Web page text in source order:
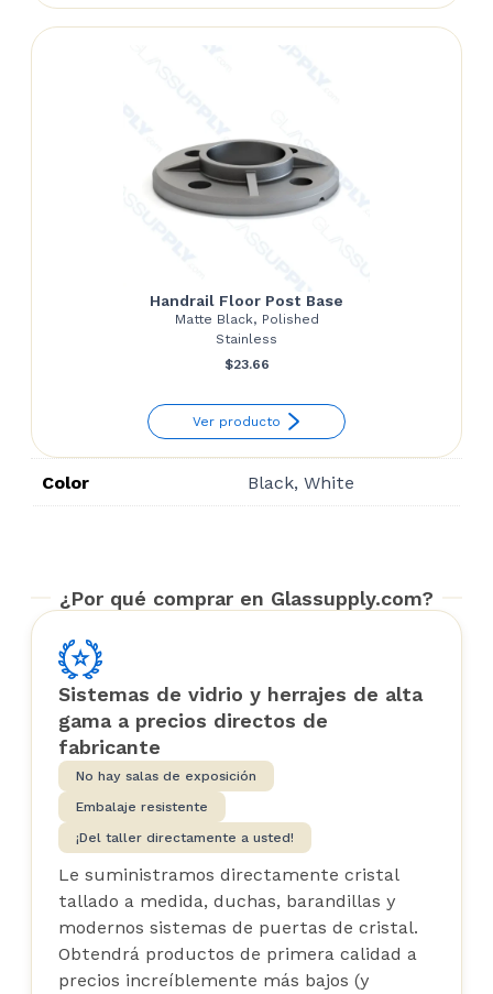
through
Handrail Floor Post Base
Matte Black, Polished
Stainless
$23.66
Ver producto
Color Black, White
¿Por qué comprar en Glassupply.com?
Sistemas de vidrio y herrajes de alta
gama a precios directos de
fabricante
No hay salas de exposición
Embalaje resistente
¡Del taller directamente a usted!
Le suministramos directamente cristal
tallado a medida, duchas, barandillas y
modernos sistemas de puertas de cristal.
Obtendrá productos de primera calidad a
precios increíblemente más bajos (y